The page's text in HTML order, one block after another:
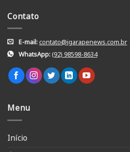
Contato
E-mail:contato@igarapenews.com.br
WhatsApp:(92) 98598-8634
Menu
Início